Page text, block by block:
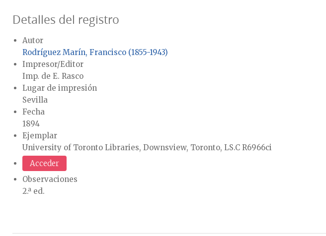
Detalles del registro
Autor
Rodríguez Marín, Francisco (1855-1943)
Impresor/Editor
Imp. de E. Rasco
Lugar de impresión
Sevilla
Fecha
1894
Ejemplar
University of Toronto Libraries, Downsview, Toronto, LS.C R6966ci
Acceder
Observaciones
2.ª ed.